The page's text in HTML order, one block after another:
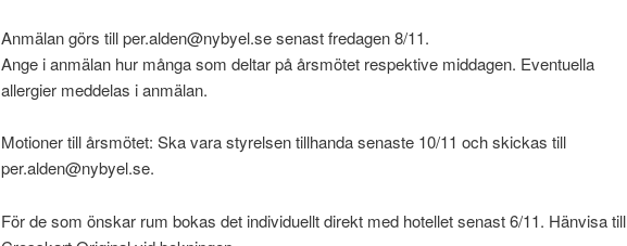
Anmälan görs till per.alden@nybyel.se senast fredagen 8/11.
Ange i anmälan hur många som deltar på årsmötet respektive middagen. Eventuella
allergier meddelas i anmälan.
Motioner till årsmötet: Ska vara styrelsen tillhanda senaste 10/11 och skickas till
per.alden@nybyel.se.
För de som önskar rum bokas det individuellt direkt med hotellet senast 6/11. Hänvisa till